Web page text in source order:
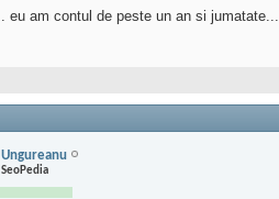
eu am contul de peste un an si jumatate...
Ungureanu